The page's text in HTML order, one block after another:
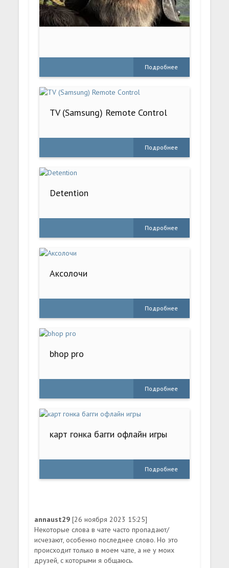
Подробнее
TV (Samsung) Remote Control
Подробнее
Detention
Подробнее
Аксолочи
Подробнее
bhop pro
Подробнее
карт гонка багги офлайн игры
Подробнее
annaust29[26 ноября 2023 15:25]
Некоторые слова в чате часто пропадают/
исчезают, особенно последнее слово. Но это
происходит только в моем чате, а не у моих
друзей, с которыми я общаюсь.